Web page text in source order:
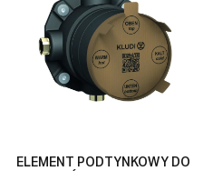
ELEMENT PODTYNKOWY DO